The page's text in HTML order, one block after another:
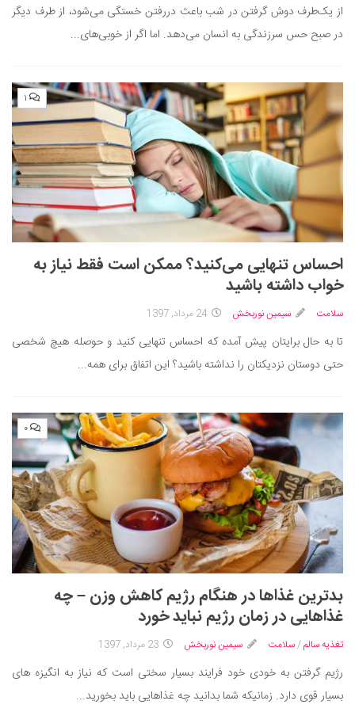
دانستنی‌ها
طنز
فال
مسابقه
اخبار
از یک‌طرف دوش گرفتن در شب باعث دررفتن خستگی می‌شود، از طرف دیگر
در صبح حس سرزندگی به انسان می‌دهد. اما اگر از خوبی‌های...
۱
احساس تنهایی می‌کنید؟ ممکن است فقط نیاز به
خواب داشته باشید
سلامت سیمین نوربخش 24 مرداد, 1397
تا به حال برایتان پیش آمده که احساس تنهایی کنید و حوصله هیچ شخصی
حتی دوستان نزدیکتان را نداشته باشید؟ این اتفاق برای همه...
۰
بدترین غذاها در هنگام رژیم کاهش وزن – چه
غذاهایی در زمان رژیم نباید خورد
تغذیه سالم/سلامت سیمین نوربخش 23 مرداد, 1397
رژیم گرفتن به خودی خود فرایند بسیار سختی است که نیاز به انگیزه های
بسیار قوی دارد. زمانیکه شما بدانید چه غذاهایی باید بخورید...